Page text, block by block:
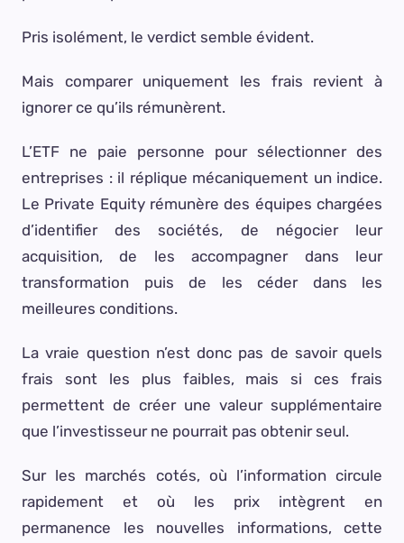
Pris isolément, le verdict semble évident.
Mais comparer uniquement les frais revient à
ignorer ce qu’ils rémunèrent.
L’ETF ne paie personne pour sélectionner des
entreprises : il réplique mécaniquement un indice.
Le Private Equity rémunère des équipes chargées
d’identifier des sociétés, de négocier leur
acquisition, de les accompagner dans leur
transformation puis de les céder dans les
meilleures conditions.
La vraie question n’est donc pas de savoir quels
frais sont les plus faibles, mais si ces frais
permettent de créer une valeur supplémentaire
que l’investisseur ne pourrait pas obtenir seul.
Sur les marchés cotés, où l’information circule
rapidement et où les prix intègrent en
permanence les nouvelles informations, cette